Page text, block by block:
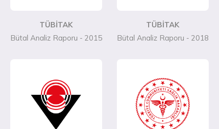
TÜBİTAK
Bütal Analiz Raporu - 2015
TÜBİTAK
Bütal Analiz Raporu - 2018